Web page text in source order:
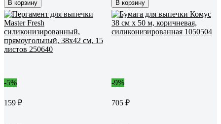
В корзину В корзину
-5%
159 ₽
-9%
705 ₽